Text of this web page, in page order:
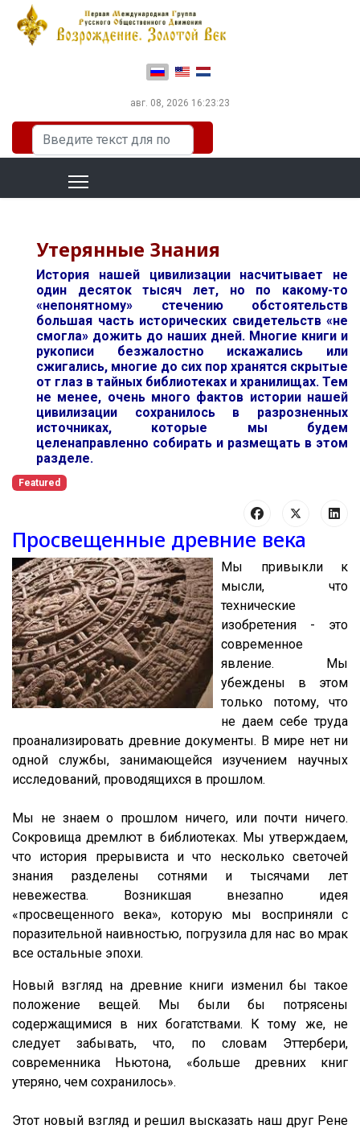
Выберите язык
авг. 08, 2026 16:23:24
Искать...
Утерянные Знания
История нашей цивилизации насчитывает не
один десяток тысяч лет, но по какому-то
«непонятному» стечению обстоятельств
большая часть исторических свидетельств «не
смогла» дожить до наших дней. Многие книги и
рукописи безжалостно искажались или
сжигались, многие до сих пор хранятся скрытые
от глаз в тайных библиотеках и хранилищах. Тем
не менее, очень много фактов истории нашей
цивилизации сохранилось в разрозненных
источниках, которые мы будем
целенаправленно собирать и размещать в этом
разделе.
Featured
Просвещенные древние века
Мы привыкли к
мысли, что
технические
изобретения - это
современное
явление. Мы
убеждены в этом
только потому, что
не даем себе труда
проанализировать древние документы. В мире нет ни
одной службы, занимающейся изучением научных
исследований, проводящихся в прошлом.
Мы не знаем о прошлом ничего, или почти ничего.
Сокровища дремлют в библиотеках. Мы утверждаем,
что история прерывиста и что несколько светочей
знания разделены сотнями и тысячами лет
невежества. Возникшая внезапно идея
«просвещенного века», которую мы восприняли с
поразительной наивностью, погрузила для нас во мрак
все остальные эпохи.
Новый взгляд на древние книги изменил бы такое
положение вещей. Мы были бы потрясены
содержащимися в них богатствами. К тому же, не
следует забывать, что, по словам Эттербери,
современника Ньютона, «больше древних книг
утеряно, чем сохранилось».
Этот новый взгляд и решил высказать наш друг Рене